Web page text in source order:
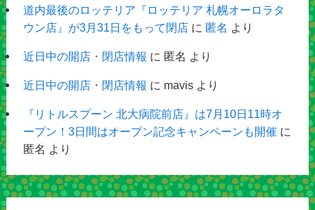
道内最後のロッテリア『ロッテリア 札幌オーロラタ
ウン店』が3月31日をもって閉店に 匿名 より
近日中の開店・閉店情報 に 匿名 より
近日中の開店・閉店情報 に mavisより
『リトルスプーン 北大病院前店』は7月10日11時オ
ープン！3日間はオープン記念キャンペーンも開催 に
匿名 より